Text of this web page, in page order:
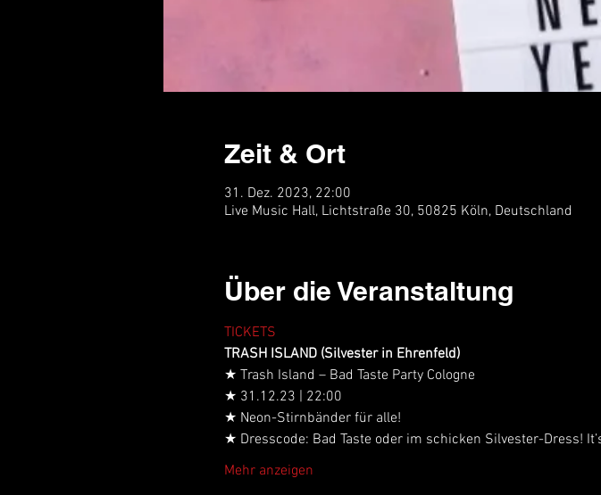
Zeit & Ort
31. Dez. 2023, 22:00
Live Music Hall, Lichtstraße 30, 50825 Köln, Deutschland
Über die Veranstaltung
TICKETS
TRASH ISLAND (Silvester in Ehrenfeld)
★ Trash Island – Bad Taste Party Cologne
★ 31.12.23 | 22:00
★ Neon-Stirnbänder für alle!
★ Dresscode: Bad Taste oder im schicken Silvester-Dress!
Mehr anzeigen